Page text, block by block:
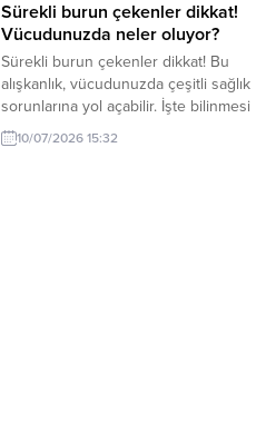
Sürekli burun çekenler dikkat!
Vücudunuzda neler oluyor?
Sürekli burun çekenler dikkat! Bu
alışkanlık, vücudunuzda çeşitli sağlık
sorunlarına yol açabilir. İşte bilinmesi
gerekenler.
10/07/2026 15:32